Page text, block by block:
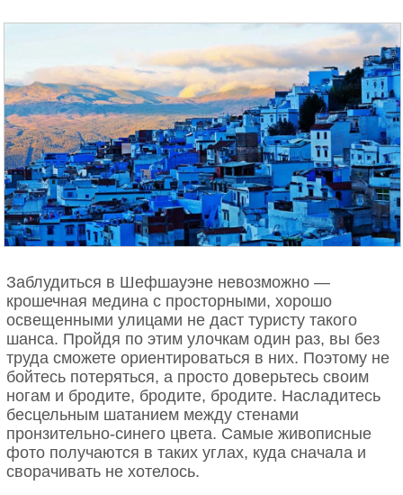
Заблудиться в Шефшауэне невозможно —
крошечная медина с просторными, хорошо
освещенными улицами не даст туристу такого
шанса. Пройдя по этим улочкам один раз, вы без
труда сможете ориентироваться в них. Поэтому не
бойтесь потеряться, а просто доверьтесь своим
ногам и бродите, бродите, бродите. Насладитесь
бесцельным шатанием между стенами
пронзительно-синего цвета. Самые живописные
фото получаются в таких углах, куда сначала и
сворачивать не хотелось.